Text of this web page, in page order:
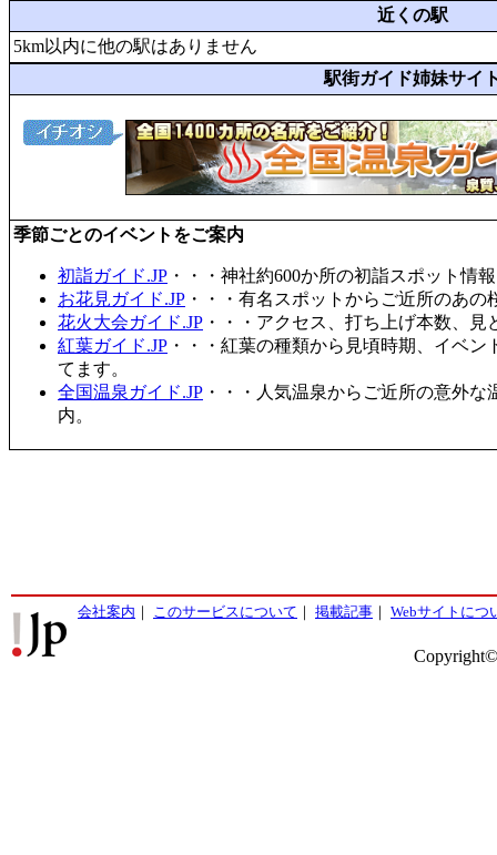
近くの駅
5km以内に他の駅はありません
駅街ガイド姉妹サイ
季節ごとのイベントをご案内
初詣ガイド.JP ・・・神社約600か所の初詣スポット情
お花見ガイド.JP ・・・有名スポットからご近所のあ
花火大会ガイド.JP ・・・アクセス、打ち上げ本数、
紅葉ガイド.JP ・・・紅葉の種類から見頃時期、イベ
てます。
全国温泉ガイド.JP ・・・人気温泉からご近所の意外
内。
会社案内 ｜ このサービスについて ｜ 掲載記事 ｜ Webサイトにつ